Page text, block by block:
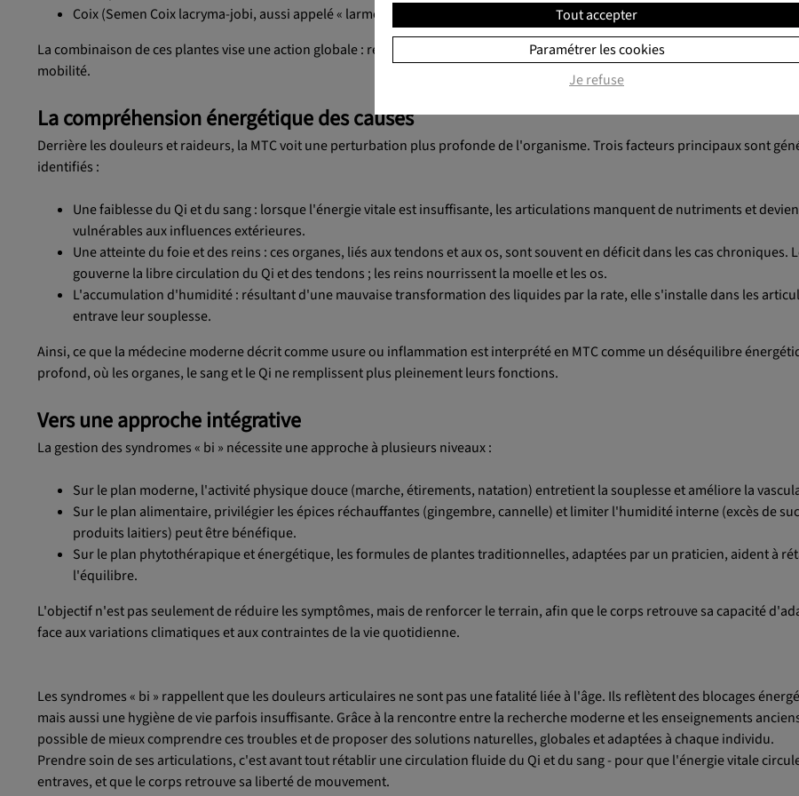
Coix (Semen Coix lacryma-jobi, aussi appelé « larmes de Job ») : réputé pour éliminer l'humidité et favoriser la souplesse
La combinaison de ces plantes vise une action globale : réduire l'inflammation, améliorer la circulation, dissiper l'humidité et
mobilité.
La compréhension énergétique des causes
Derrière les douleurs et raideurs, la MTC voit une perturbation plus profonde de l'organisme. Trois facteurs principaux sont
identifiés :
Une faiblesse du Qi et du sang : lorsque l'énergie vitale est insuffisante, les articulations manquent de nutriments et
vulnérables aux influences extérieures.
Une atteinte du foie et des reins : ces organes, liés aux tendons et aux os, sont souvent en déficit dans les cas chroniques.
gouverne la libre circulation du Qi et des tendons ; les reins nourrissent la moelle et les os.
L'accumulation d'humidité : résultant d'une mauvaise transformation des liquides par la rate, elle s'installe dans les
entrave leur souplesse.
Ainsi, ce que la médecine moderne décrit comme usure ou inflammation est interprété en MTC comme un déséquilibre
profond, où les organes, le sang et le Qi ne remplissent plus pleinement leurs fonctions.
Vers une approche intégrative
La gestion des syndromes « bi » nécessite une approche à plusieurs niveaux :
Sur le plan moderne, l'activité physique douce (marche, étirements, natation) entretient la souplesse et améliore la
Sur le plan alimentaire, privilégier les épices réchauffantes (gingembre, cannelle) et limiter l'humidité interne (excès de
produits laitiers) peut être bénéfique.
Sur le plan phytothérapique et énergétique, les formules de plantes traditionnelles, adaptées par un praticien, aident à
l'équilibre.
L'objectif n'est pas seulement de réduire les symptômes, mais de renforcer le terrain, afin que le corps retrouve sa capacité
face aux variations climatiques et aux contraintes de la vie quotidienne.
Les syndromes « bi » rappellent que les douleurs articulaires ne sont pas une fatalité liée à l'âge. Ils reflètent des blocages
mais aussi une hygiène de vie parfois insuffisante. Grâce à la rencontre entre la recherche moderne et les enseignements
possible de mieux comprendre ces troubles et de proposer des solutions naturelles, globales et adaptées à chaque individu.
Prendre soin de ses articulations, c'est avant tout rétablir une circulation fluide du Qi et du sang - pour que l'énergie vitale
entraves, et que le corps retrouve sa liberté de mouvement.
Tout accepter
Paramétrer les cookies
Je refuse